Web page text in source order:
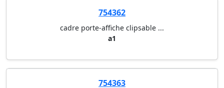
754362
cadre porte-affiche clipsable ...
a1
754363